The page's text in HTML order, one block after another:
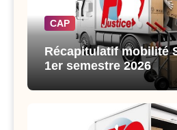
CAP
Récapitulatif mobilité
1er semestre 2026